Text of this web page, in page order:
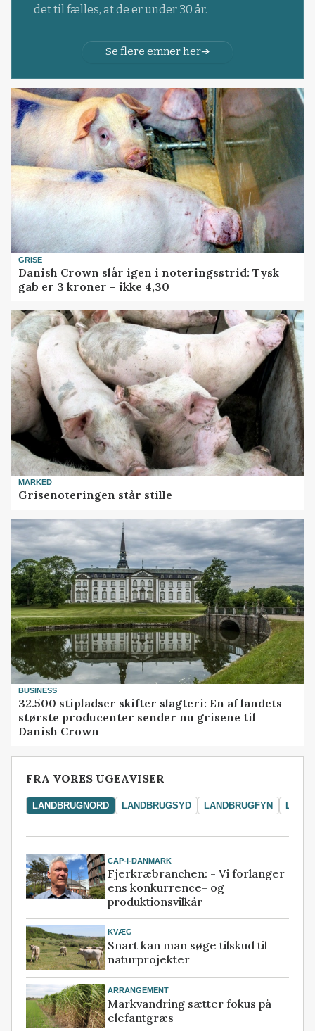
det til fælles, at de er under 30 år.
Se flere emner her
GRISE
Danish Crown slår igen i noteringsstrid: Tysk
gab er 3 kroner – ikke 4,30
MARKED
Grisenoteringen står stille
BUSINESS
32.500 stipladser skifter slagteri: En af landets
største producenter sender nu grisene til
Danish Crown
FRA VORES UGEAVISER
LANDBRUGNORD LANDBRUGSYD LANDBRUGFYN
CAP-I-DANMARK
Fjerkræbranchen: - Vi forlanger
ens konkurrence- og
produktionsvilkår
KVÆG
Snart kan man søge tilskud til
naturprojekter
ARRANGEMENT
Markvandring sætter fokus på
elefantgræs